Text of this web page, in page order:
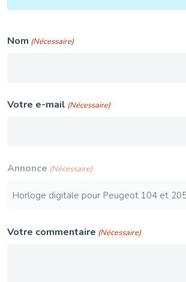
Nom (Nécessaire)
Votre e-mail (Nécessaire)
Annonce (Nécessaire)
Votre commentaire (Nécessaire)